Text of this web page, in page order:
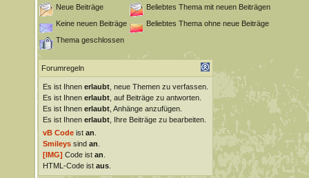
Neue Beiträge
Beliebtes Thema mit neuen Beiträgen
Keine neuen Beiträge
Beliebtes Thema ohne neue Beiträge
Thema geschlossen
Forumregeln
Es ist Ihnen erlaubt, neue Themen zu verfassen.
Es ist Ihnen erlaubt, auf Beiträge zu antworten.
Es ist Ihnen erlaubt, Anhänge anzufügen.
Es ist Ihnen erlaubt, Ihre Beiträge zu bearbeiten.
vB Codeist an
Smileyssind an
[IMG] Code ist an
HTML-Code ist aus.